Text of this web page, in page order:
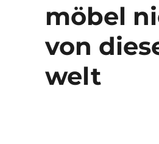
möbel
von
welt